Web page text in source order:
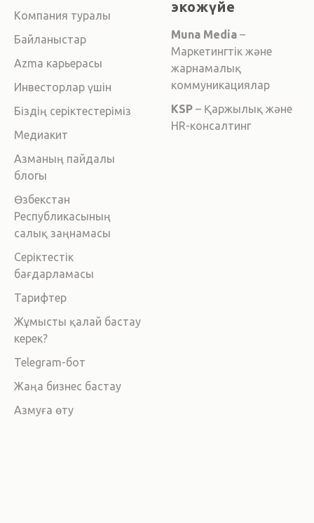
Компания туралы
Байланыстар
Azma карьерасы
Инвесторлар үшін
Біздің серіктестеріміз
Медиакит
Азманың пайдалы
блогы
Өзбекстан
Республикасының
салық заңнамасы
Серіктестік
бағдарламасы
Тарифтер
Жұмысты қалай бастау
керек?
Telegram-бот
Жаңа бизнес бастау
Азмуға өту
экожүйе
Muna Media –
Маркетингтік және
жарнамалық
коммуникациялар
KSP – Қаржылық және
HR-консалтинг